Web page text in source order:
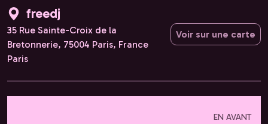
freedj
35 Rue Sainte-Croix de la
Bretonnerie, 75004 Paris, France
Paris
Voir sur une carte
EN AVANT